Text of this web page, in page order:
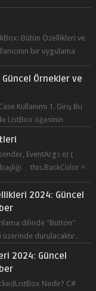
Bütün Özellikleri ve
bir uygulama
Örnekler ve
Kullanımı 1. Giriş Bu
ListBox öğesinin
EventArgs e) {
this.BackColor =
2024: Güncel
dilinde "Button"
üzerinde durulacaktır.
2024: Güncel
Nedir? C#